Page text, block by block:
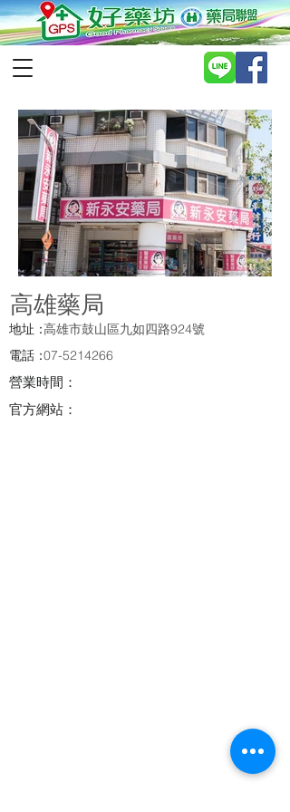
高雄藥局
地址：高雄市鼓山區九如四路924號
電話：07-5214266
營業時間：
官方網站：